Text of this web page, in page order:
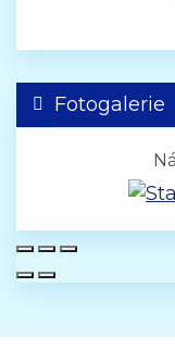
Fotogalerie